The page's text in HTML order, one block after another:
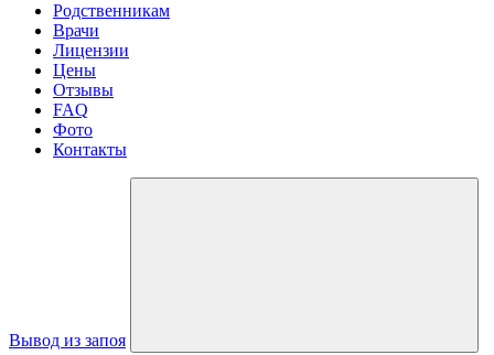
Родственникам
Врачи
Лицензии
Цены
Отзывы
FAQ
Фото
Контакты
Вывод из запоя